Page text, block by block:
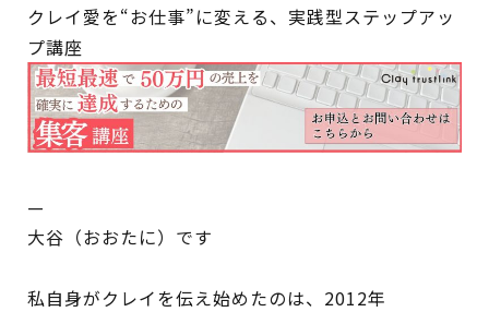
クレイ愛を“お仕事”に変える、実践型ステップアッ
プ講座
—
大谷（おおたに）です
私自身がクレイを伝え始めたのは、2012年